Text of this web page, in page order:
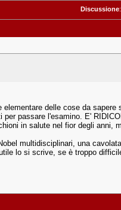
Discussione:
delle cose da sapere
passare l'esamino. E'
in salute nel fior degli anni,
multidisciplinari, una
lo si scrive, se è troppo